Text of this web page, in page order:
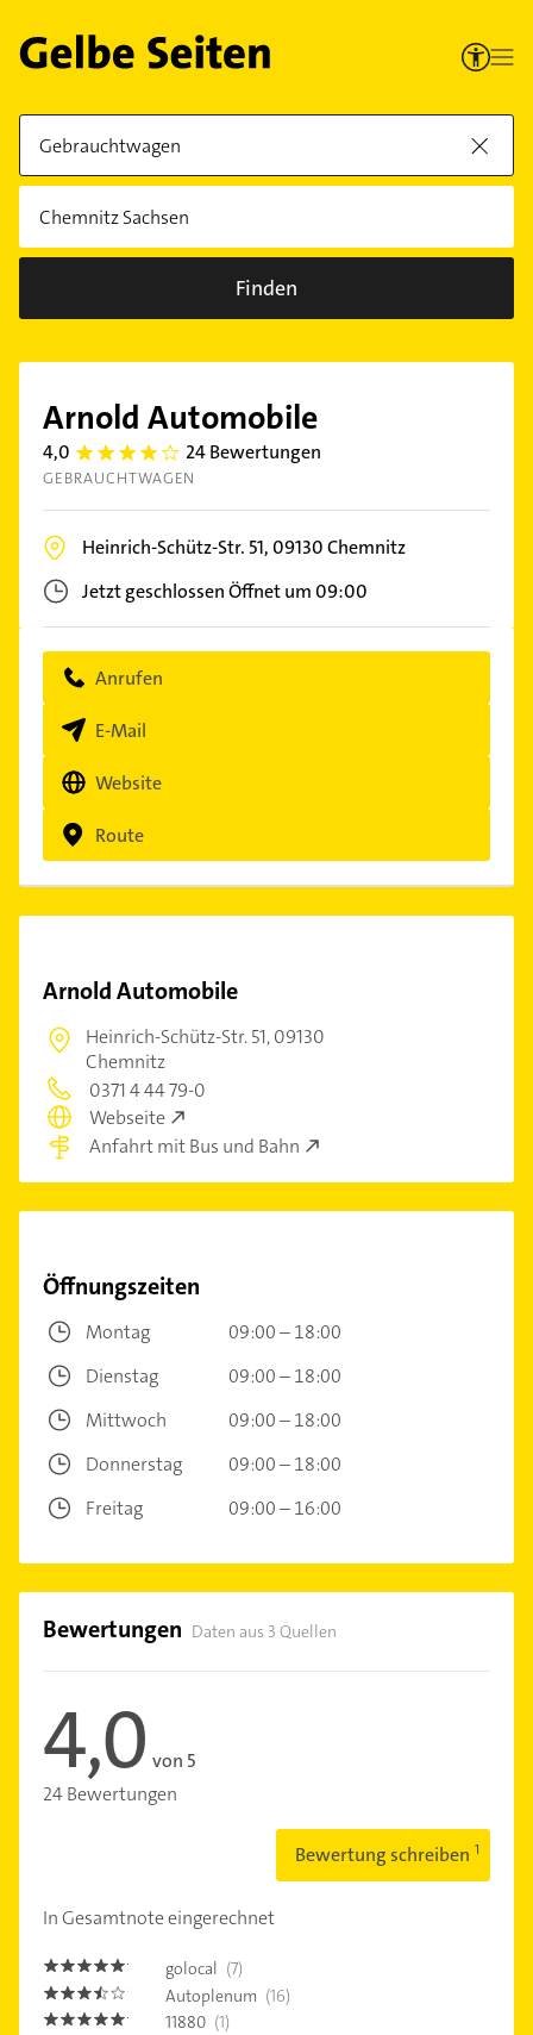
Finden
Arnold Automobile
4,0 4.0 24 Bewertungen
GEBRAUCHTWAGEN
Heinrich-Schütz-Str. 51,09130Chemnitz
Jetzt geschlossenÖffnet um 09:00
Anrufen
E-Mail
Website
Route
Arnold Automobile
Heinrich-Schütz-Str. 51,09130
Chemnitz
0371 4 44 79-0
Webseite
Anfahrt mit Bus und Bahn
Öffnungszeiten
Montag
09:00 – 18:00
Dienstag
09:00 – 18:00
Mittwoch
09:00 – 18:00
Donnerstag
09:00 – 18:00
Freitag
09:00 – 16:00
Bewertungen Daten aus 3 Quellen
4,0 von 5
24 Bewertungen
Bewertung schreiben
In Gesamtnote eingerechnet
5.0 golocal (7)
3.4 Autoplenum (16)
5.0 11880 (1)